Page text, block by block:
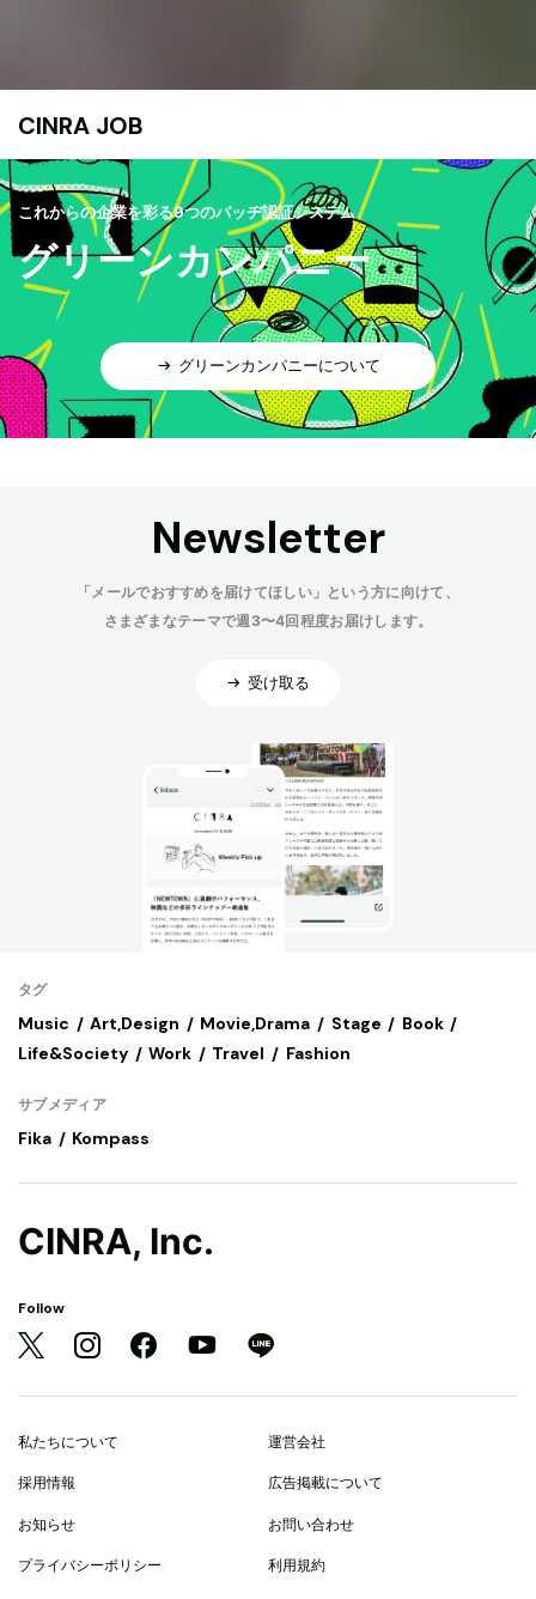
CINRA JOB
これからの企業を彩る9つのバッヂ認証システム
グリーンカンパニー
グリーンカンパニーについて
Newsletter
「メールでおすすめを届けてほしい」という方に向けて、
さまざまなテーマで週3〜4回程度お届けします。
受け取る
タグ
Music Art,Design Movie,Drama Stage
Book
Life&Society
Work Travel Fashion
サブメディア
Fika Kompass
CINRA, Inc.
Follow
私たちについて 運営会社
採用情報 広告掲載について
お知らせ お問い合わせ
プライバシーポリシー 利用規約